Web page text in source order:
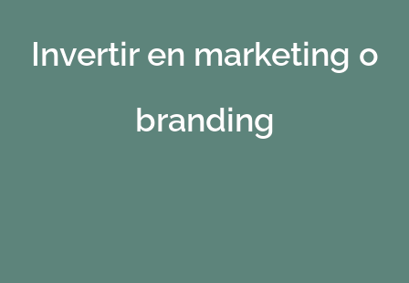
Invertir en marketing o
branding